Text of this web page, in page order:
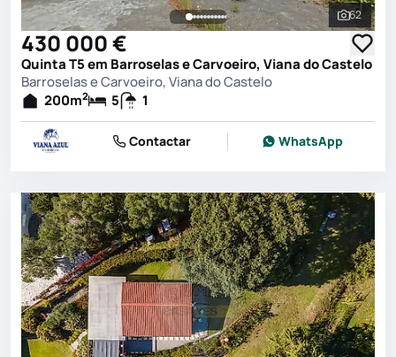
Ver
62
430 000 €
Quinta T5 em Barroselas e Carvoeiro, Viana do Castelo
Barroselas e Carvoeiro, Viana do Castelo
200m2 5 1
Contactar WhatsApp